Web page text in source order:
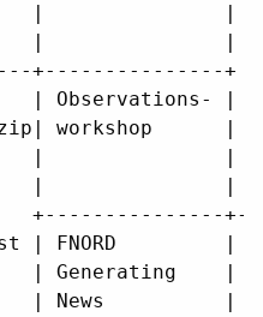
|
|               |
+---------------+
| Observations-
workshop      |
|
|               |
+---------------
ist | FNORD
| Generating    |
| News